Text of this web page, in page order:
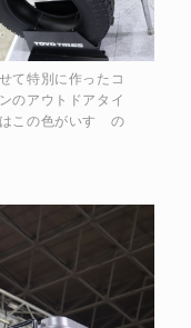
て特別に作ったコ
のアウトドアタイ
この色がいすゞの